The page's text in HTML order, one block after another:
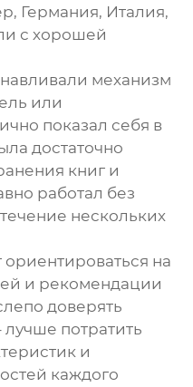
Германия, Италия,
с хорошей
механизм
или
показал себя в
достаточно
книг и
работал без
нескольких
на
и рекомендации
доверять
потратить
и
каждого